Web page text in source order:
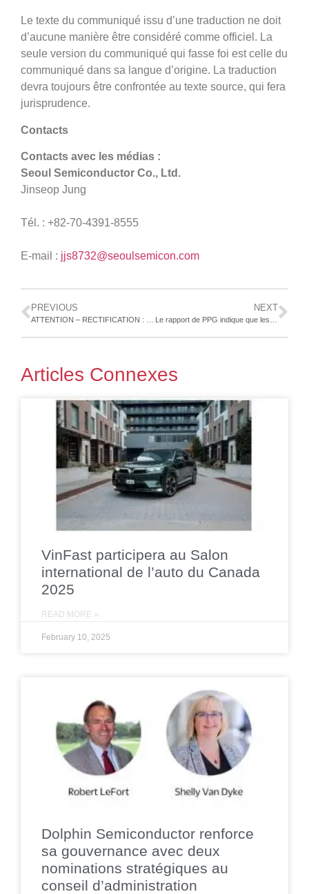
Le texte du communiqué issu d’une traduction ne doit
d’aucune manière être considéré comme officiel. La
seule version du communiqué qui fasse foi est celle du
communiqué dans sa langue d’origine. La traduction
devra toujours être confrontée au texte source, qui fera
jurisprudence.
Contacts
Contacts avec les médias :
Seoul Semiconductor Co., Ltd.
Jinseop Jung
Tél. : +82-70-4391-8555
E-mail : jjs8732@seoulsemicon.com
PREVIOUS NEXT
Articles Connexes
VinFast participera au Salon
international de l’auto du Canada
2025
READ MORE »
February 10, 2025
Dolphin Semiconductor renforce
sa gouvernance avec deux
nominations stratégiques au
conseil d’administration